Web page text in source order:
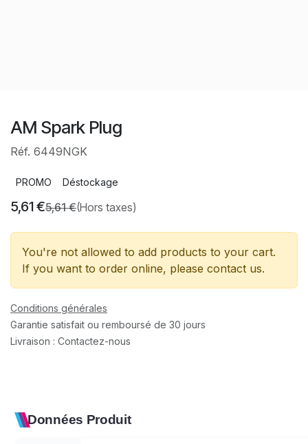
AM Spark Plug
Réf. 6449NGK
PROMO Déstockage
5,61€5,61€(Hors taxes)
You're not allowed to add products to your cart.
If you want to order online, please contact us.
Conditions générales
Garantie satisfait ou remboursé de 30 jours
Livraison : Contactez-nous
Données Produit